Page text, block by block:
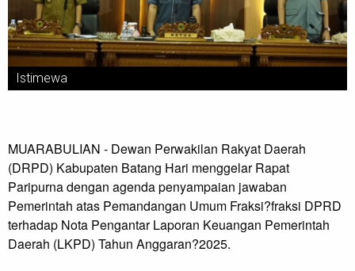
Istimewa
MUARABULIAN - Dewan Perwakilan Rakyat Daerah
(DRPD) Kabupaten Batang Hari menggelar Rapat
Paripurna dengan agenda penyampaian jawaban
Pemerintah atas Pemandangan Umum Fraksi?fraksi DPRD
terhadap Nota Pengantar Laporan Keuangan Pemerintah
Daerah (LKPD) Tahun Anggaran?2025.